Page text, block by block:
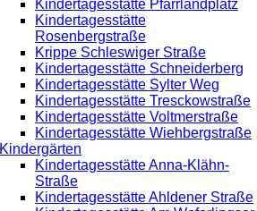
Kindertagesstätte Pfarrlandplatz
Kindertagesstätte
Rosenbergstraße
Krippe Schleswiger Straße
Kindertagesstätte Schneiderberg
Kindertagesstätte Sylter Weg
Kindertagesstätte Tresckowstraße
Kindertagesstätte Voltmerstraße
Kindertagesstätte Wiehbergstraße
Kindergärten
Kindertagesstätte Anna-Klähn-
Straße
Kindertagesstätte Ahldener Straße